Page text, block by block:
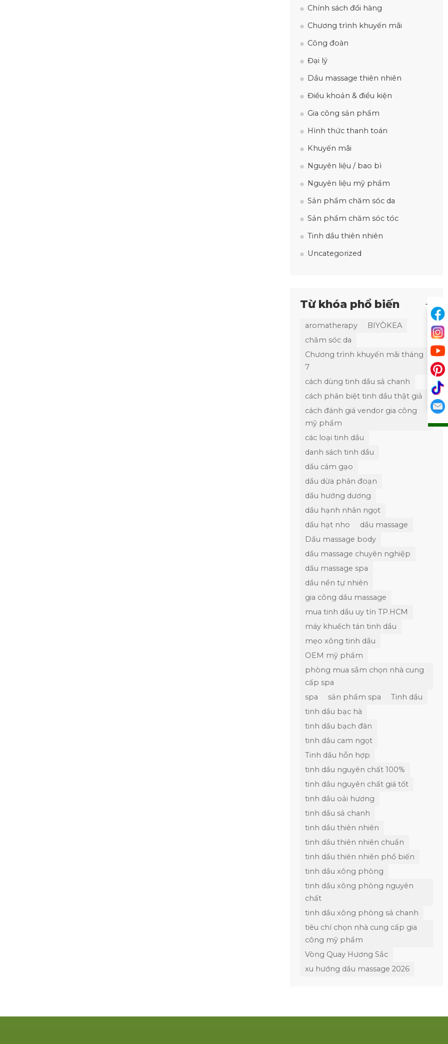
Chính sách đổi hàng
Chương trình khuyến mãi
Công đoàn
Đại lý
Dầu massage thiên nhiên
Điều khoản & điều kiện
Gia công sản phẩm
Hình thức thanh toán
Khuyến mãi
Nguyên liệu / bao bì
Nguyên liệu mỹ phẩm
Sản phẩm chăm sóc da
Sản phẩm chăm sóc tóc
Tinh dầu thiên nhiên
Uncategorized
Từ khóa phổ biến
aromatherapy
BIYÒKEA
chăm sóc da
Chương trình khuyến mãi tháng
7
cách dùng tinh dầu sả chanh
cách phân biệt tinh dầu thật giả
cách đánh giá vendor gia công
mỹ phẩm
các loại tinh dầu
danh sách tinh dầu
dầu cám gạo
dầu dừa phân đoạn
dầu hướng dương
dầu hạnh nhân ngọt
dầu hạt nho
dầu massage
Dầu massage body
dầu massage chuyên nghiệp
dầu massage spa
dầu nền tự nhiên
gia công dầu massage
mua tinh dầu uy tín TP.HCM
máy khuếch tán tinh dầu
mẹo xông tinh dầu
OEM mỹ phẩm
phòng mua sắm chọn nhà cung
cấp spa
spa
sản phẩm spa
Tinh dầu
tinh dầu bạc hà
tinh dầu bạch đàn
tinh dầu cam ngọt
Tinh dầu hỗn hợp
tinh dầu nguyên chất 100%
tinh dầu nguyên chất giá tốt
tinh dầu oải hương
tinh dầu sả chanh
tinh dầu thiên nhiên
tinh dầu thiên nhiên chuẩn
tinh dầu thiên nhiên phổ biến
tinh dầu xông phòng
tinh dầu xông phòng nguyên
chất
tinh dầu xông phòng sả chanh
tiêu chí chọn nhà cung cấp gia
công mỹ phẩm
Vòng Quay Hương Sắc
xu hướng dầu massage 2026